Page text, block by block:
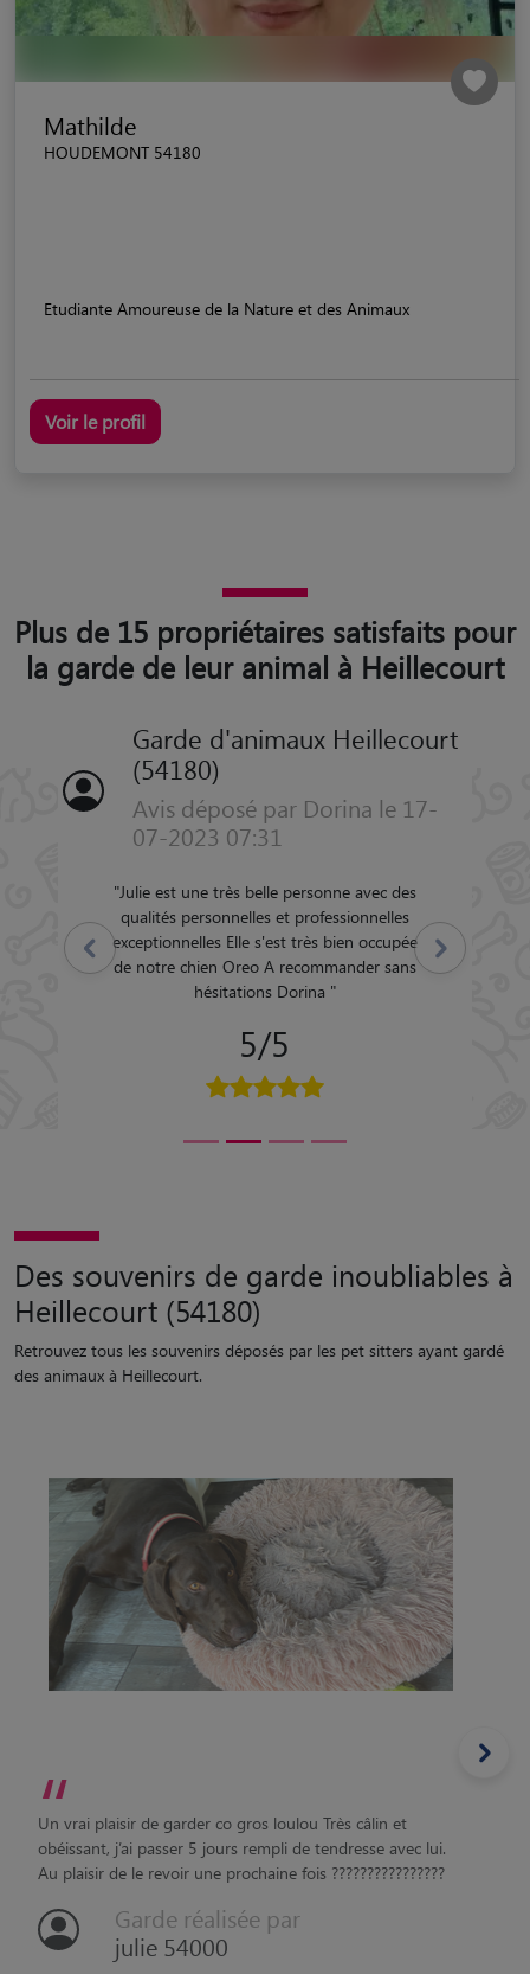
Mathilde
HOUDEMONT 54180
Etudiante Amoureuse de la Nature et des Animaux
Voir le profil
Plus de 15 propriétaires satisfaits pour
la garde de leur animal à Heillecourt
Garde d'animaux Heillecourt
(54180)
Avis déposé par Dorina le 17-
07-2023 07:31
"Julie est une très belle personne avec des
qualités personnelles et professionnelles
exceptionnelles Elle s'est très bien occupée
de notre chien Oreo A recommander sans
hésitations Dorina "
5/5
Précédent Suivant
Des souvenirs de garde inoubliables à
Heillecourt (54180)
Retrouvez tous les souvenirs déposés par les pet sitters ayant gardé
des animaux à Heillecourt.
“
Un vrai plaisir de garder co gros loulou Très câlin et
obéissant, j’ai passer 5 jours rempli de tendresse avec lui.
Au plaisir de le revoir une prochaine fois ????????????????
Garde réalisée par
julie 54000